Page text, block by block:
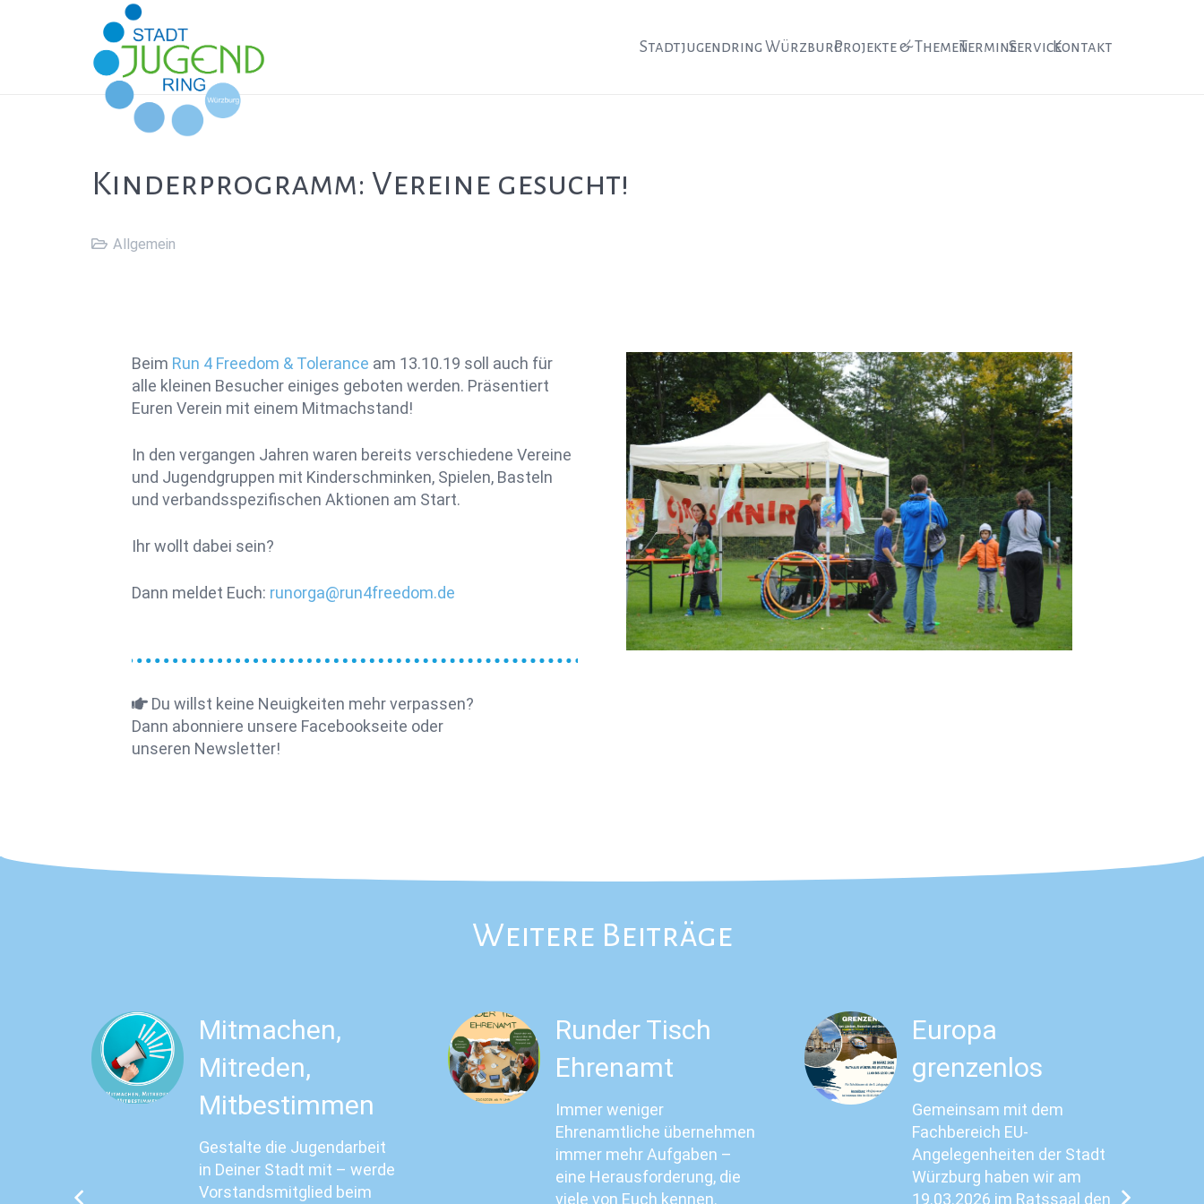
Stadtjugendring WürzburgProjekte & ThemenTermineServiceKontakt
Kinderprogramm: Vereine gesucht!
Allgemein
Beim Run 4 Freedom & Tolerance am 13.10.19 soll auch für
alle kleinen Besucher einiges geboten werden. Präsentiert
Euren Verein mit einem Mitmachstand!
In den vergangen Jahren waren bereits verschiedene Vereine
und Jugendgruppen mit Kinderschminken, Spielen, Basteln
und verbandsspezifischen Aktionen am Start.
Ihr wollt dabei sein?
Dann meldet Euch: runorga@run4freedom.de
Du willst keine Neuigkeiten mehr verpassen?
Dann abonniere unsere Facebookseite oder
unseren Newsletter!
Weitere Beiträge
Mitmachen,
Mitreden,
Mitbestimmen
Gestalte die Jugendarbeit
in Deiner Stadt mit – werde
Vorstandsmitglied beim
Runder Tisch
Ehrenamt
Immer weniger
Ehrenamtliche übernehmen
immer mehr Aufgaben –
eine Herausforderung, die
viele von Euch kennen.
Europa
grenzenlos
Gemeinsam mit dem
Fachbereich EU-
Angelegenheiten der Stadt
Würzburg haben wir am
19.03.2026 im Ratssaal den